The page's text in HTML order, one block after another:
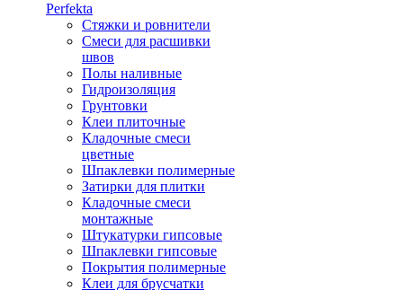
Perfekta
Стяжки и ровнители
Смеси для расшивки
швов
Полы наливные
Гидроизоляция
Грунтовки
Клеи плиточные
Кладочные смеси
цветные
Шпаклевки полимерные
Затирки для плитки
Кладочные смеси
монтажные
Штукатурки гипсовые
Шпаклевки гипсовые
Покрытия полимерные
Клеи для брусчатки